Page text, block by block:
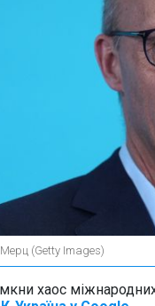
Мерц (Getty Images)
хаос